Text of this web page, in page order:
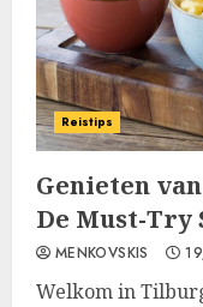
Reistips
Genieten
De Must-Try
MENKOVSKIS
Welkom in